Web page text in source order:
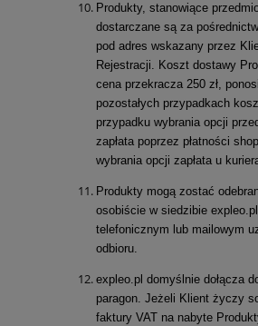
Produkty, stanowiące
dostarczane są za
pod adres wskazany przez
Rejestracji. Koszt dostawy
cena przekracza 250 zł,
pozostałych przypadkach
przypadku wybrania opcji
zapłata poprzez płatności
wybrania opcji zapłata u
Produkty mogą zostać
osobiście w siedzibie
telefonicznym lub mailowym
odbioru.
expleo.pl domyślnie dołącza
paragon. Jeżeli Klient życzy
faktury VAT na nabyte